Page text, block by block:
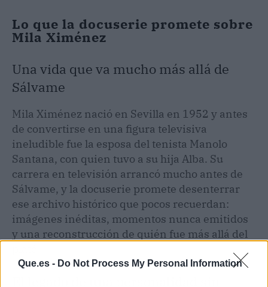
Que.es - Do Not Process My Personal Information
Lo que la docuserie promete sobre
Mila Ximénez
Una vida que va mucho más allá de
Sálvame
Mila Ximénez nació en Sevilla en 1952 y antes
de convertirse en una figura televisiva
ineludible fue la esposa del tenista Manolo
Santana, con quien tuvo a su hija Alba. Su
carrera en televisión arrancó mucho antes de
Sálvame, y la docuserie promete desenterrar
ese archivo histórico que pocos recuerdan:
imágenes inéditas, momentos nunca emitidos
y una reconstrucción de quién fue más allá del